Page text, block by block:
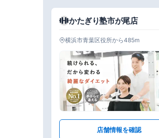
かたぎり塾市が尾店
横浜市青葉区役所から485m
店舗情報を確認